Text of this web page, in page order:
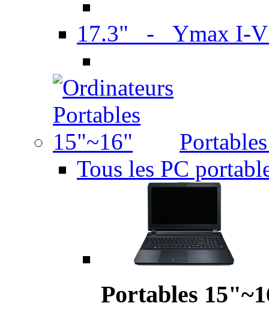
17.3" - Ymax I-
Tous les PC
Portables